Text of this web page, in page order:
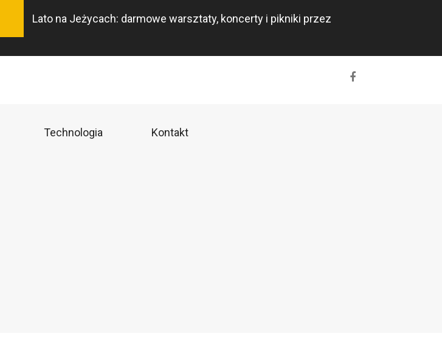
do
Lato na Jeżycach: darmowe warsztaty, koncerty i pikniki przez
Technologia Kontakt